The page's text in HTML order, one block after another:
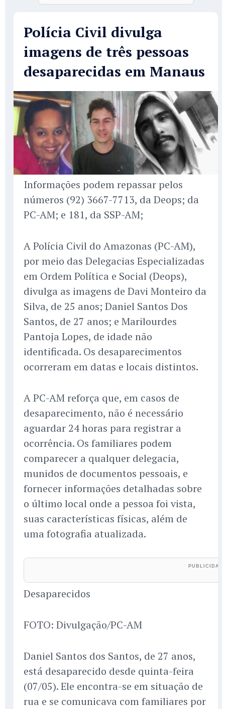
Polícia Civil divulga
imagens de três pessoas
desaparecidas em Manaus
Informações podem repassar pelos
números (92) 3667-7713, da Deops; da
PC-AM; e 181, da SSP-AM;
A Polícia Civil do Amazonas (PC-AM),
por meio das Delegacias Especializadas
em Ordem Política e Social (Deops),
divulga as imagens de Davi Monteiro da
Silva, de 25 anos; Daniel Santos Dos
Santos, de 27 anos; e Marilourdes
Pantoja Lopes, de idade não
identificada. Os desaparecimentos
ocorreram em datas e locais distintos.
A PC-AM reforça que, em casos de
desaparecimento, não é necessário
aguardar 24 horas para registrar a
ocorrência. Os familiares podem
comparecer a qualquer delegacia,
munidos de documentos pessoais, e
fornecer informações detalhadas sobre
o último local onde a pessoa foi vista,
suas características físicas, além de
uma fotografia atualizada.
Desaparecidos
FOTO: Divulgação/PC-AM
Daniel Santos dos Santos, de 27 anos,
está desaparecido desde quinta-feira
(07/05). Ele encontra-se em situação de
rua e se comunicava com familiares por